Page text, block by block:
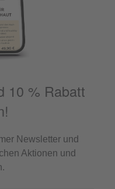
10 % Rabatt
Newsletter und
Aktionen und